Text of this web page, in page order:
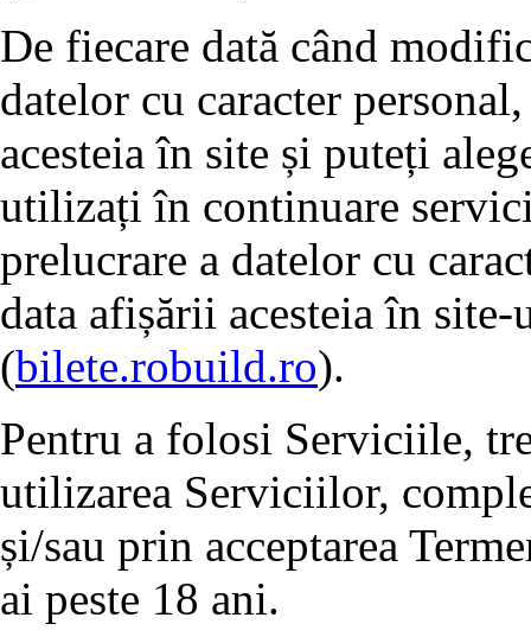
De fiecare dată când
datelor cu caracter
acesteia în site și puteți
utilizați în continuare
prelucrare a datelor cu
data afișării acesteia în
(bilete.robuild.ro).
Pentru a folosi Serviciile,
utilizarea Serviciilor,
și/sau prin acceptarea
ai peste 18 ani.